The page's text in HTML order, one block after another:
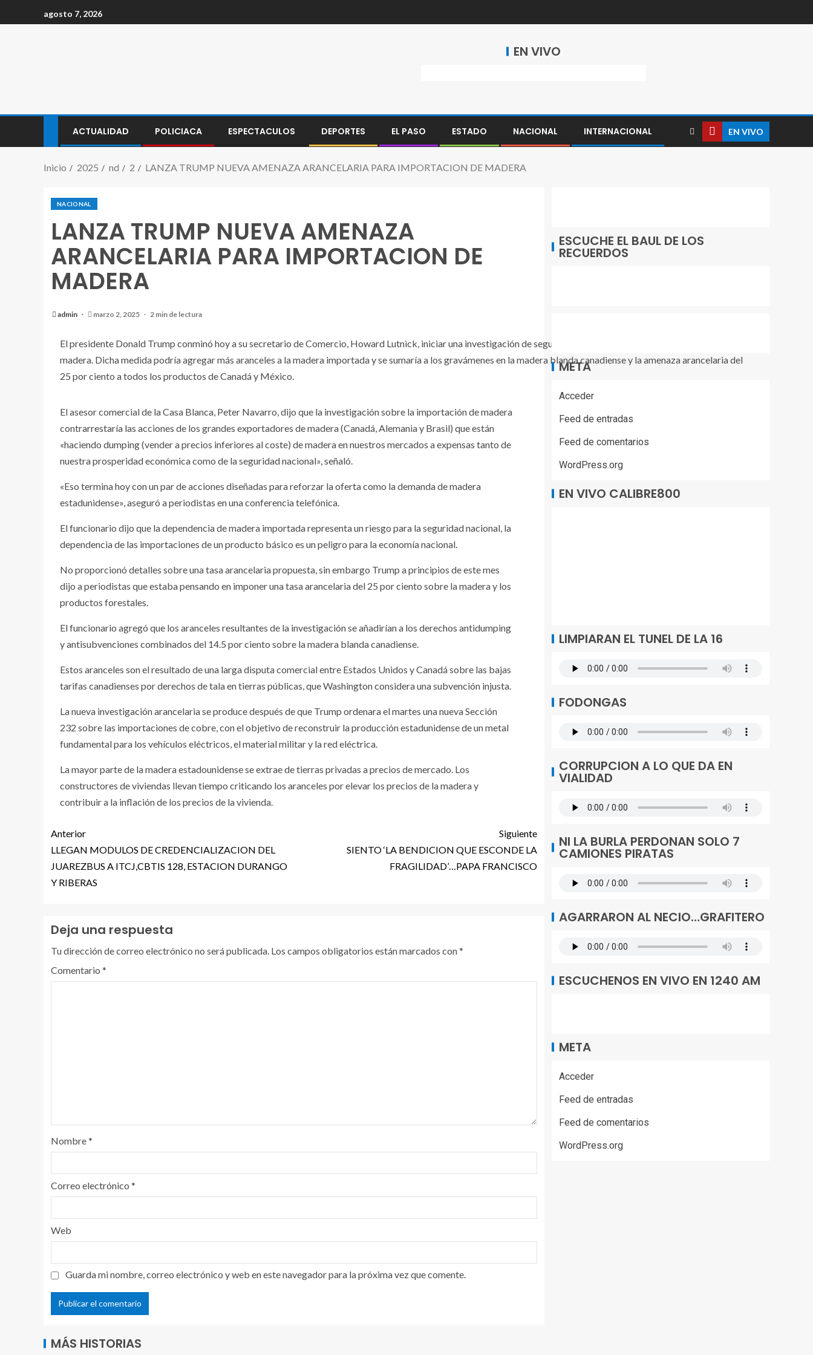
agosto 7, 2026
EN VIVO
ACTUALIDAD POLICIACA ESPECTACULOS DEPORTES EL PASO ESTADO NACIONAL INTERNACIONAL EN VIVO
Inicio 2025 nd 2 LANZA TRUMP NUEVA AMENAZA ARANCELARIA PARA IMPORTACION DE MADERA
NACIONAL
LANZA TRUMP NUEVA AMENAZA
ARANCELARIA PARA IMPORTACION DE
MADERA
admin marzo 2, 2025 2 min de lectura
El presidente Donald Trump conminó hoy a su secretario de Comercio, Howard Lutnick, iniciar una investigación de seguridad nacional sobre las importaciones de
madera. Dicha medida podría agregar más aranceles a la madera importada y se sumaría a los gravámenes en la madera blanda canadiense y la amenaza arancelaria del
25 por ciento a todos los productos de Canadá y México.
El asesor comercial de la Casa Blanca, Peter Navarro, dijo que la investigación sobre la importación de madera
contrarrestaría las acciones de los grandes exportadores de madera (Canadá, Alemania y Brasil) que están
«haciendo dumping (vender a precios inferiores al coste) de madera en nuestros mercados a expensas tanto de
nuestra prosperidad económica como de la seguridad nacional», señaló.
«Eso termina hoy con un par de acciones diseñadas para reforzar la oferta como la demanda de madera
estadunidense», aseguró a periodistas en una conferencia telefónica.
El funcionario dijo que la dependencia de madera importada representa un riesgo para la seguridad nacional, la
dependencia de las importaciones de un producto básico es un peligro para la economía nacional.
No proporcionó detalles sobre una tasa arancelaria propuesta, sin embargo Trump a principios de este mes
dijo a periodistas que estaba pensando en imponer una tasa arancelaria del 25 por ciento sobre la madera y los
productos forestales.
El funcionario agregó que los aranceles resultantes de la investigación se añadirían a los derechos antidumping
y antisubvenciones combinados del 14.5 por ciento sobre la madera blanda canadiense.
Estos aranceles son el resultado de una larga disputa comercial entre Estados Unidos y Canadá sobre las bajas
tarifas canadienses por derechos de tala en tierras públicas, que Washington considera una subvención injusta.
La nueva investigación arancelaria se produce después de que Trump ordenara el martes una nueva Sección
232 sobre las importaciones de cobre, con el objetivo de reconstruir la producción estadunidense de un metal
fundamental para los vehículos eléctricos, el material militar y la red eléctrica.
La mayor parte de la madera estadounidense se extrae de tierras privadas a precios de mercado. Los
constructores de viviendas llevan tiempo criticando los aranceles por elevar los precios de la madera y
contribuir a la inflación de los precios de la vivienda.
Anterior
LLEGAN MODULOS DE CREDENCIALIZACION DEL
JUAREZBUS A ITCJ,CBTIS 128, ESTACION DURANGO
Y RIBERAS
Siguiente
SIENTO ‘LA BENDICION QUE ESCONDE LA
FRAGILIDAD’…PAPA FRANCISCO
Deja una respuesta
Tu dirección de correo electrónico no será publicada. Los campos obligatorios están marcados con*
Comentario *
Nombre*
Correo electrónico *
Web
Guarda mi nombre, correo electrónico y web en este navegador para la próxima vez que comente.
MÁS HISTORIAS
ESCUCHE EL BAUL DE LOS
RECUERDOS
META
Acceder
Feed de entradas
Feed de comentarios
WordPress.org
EN VIVO CALIBRE800
LIMPIARAN EL TUNEL DE LA 16
FODONGAS
CORRUPCION A LO QUE DA EN
VIALIDAD
NI LA BURLA PERDONAN SOLO 7
CAMIONES PIRATAS
AGARRARON AL NECIO…GRAFITERO
ESCUCHENOS EN VIVO EN 1240 AM
META
Acceder
Feed de entradas
Feed de comentarios
WordPress.org